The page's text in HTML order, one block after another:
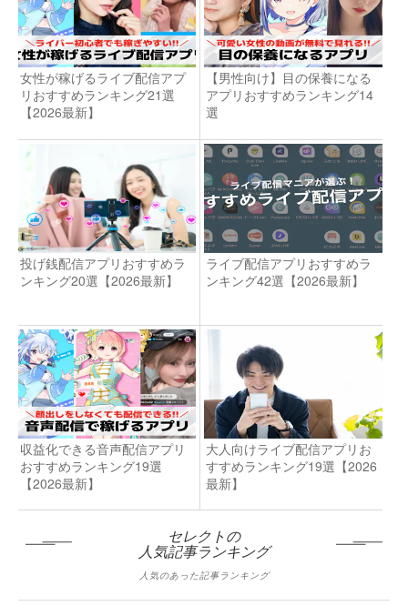
女性が稼げるライブ配信アプ
リおすすめランキング21選
【2026最新】
【男性向け】目の保養になる
アプリおすすめランキング14
選
投げ銭配信アプリおすすめラ
ンキング20選【2026最新】
ライブ配信アプリおすすめラ
ンキング42選【2026最新】
収益化できる音声配信アプリ
おすすめランキング19選
【2026最新】
大人向けライブ配信アプリお
すすめランキング19選【2026
最新】
セレクトの
人気記事ランキング
人気のあった記事ランキング